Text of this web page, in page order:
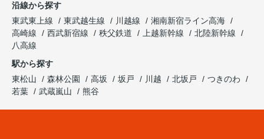
沿線から探す
東武東上線
東武越生線 川越線
湘南新宿ライン高海
高崎線
西武新宿線 秩父鉄道 上越新幹線
北陸新幹線
八高線
駅から探す
東松山
森林公園 高坂 坂戸 川越 北坂戸
つきのわ
若葉
武蔵嵐山 熊谷